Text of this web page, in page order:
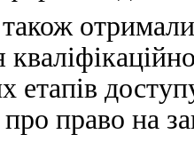
етапів
про право на